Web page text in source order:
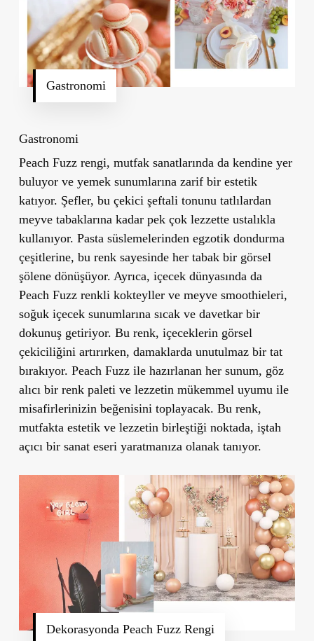
Gastronomi
Gastronomi
Peach Fuzz rengi, mutfak sanatlarında da kendine yer
buluyor ve yemek sunumlarına zarif bir estetik
katıyor. Şefler, bu çekici şeftali tonunu tatlılardan
meyve tabaklarına kadar pek çok lezzette ustalıkla
kullanıyor. Pasta süslemelerinden egzotik dondurma
çeşitlerine, bu renk sayesinde her tabak bir görsel
şölene dönüşüyor. Ayrıca, içecek dünyasında da
Peach Fuzz renkli kokteyller ve meyve smoothieleri,
soğuk içecek sunumlarına sıcak ve davetkar bir
dokunuş getiriyor. Bu renk, içeceklerin görsel
çekiciliğini artırırken, damaklarda unutulmaz bir tat
bırakıyor. Peach Fuzz ile hazırlanan her sunum, göz
alıcı bir renk paleti ve lezzetin mükemmel uyumu ile
misafirlerinizin beğenisini toplayacak. Bu renk,
mutfakta estetik ve lezzetin birleştiği noktada, iştah
açıcı bir sanat eseri yaratmanıza olanak tanıyor.
Dekorasyonda Peach Fuzz Rengi